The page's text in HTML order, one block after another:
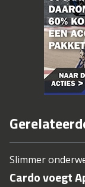
Slimmer
Cardo voegt